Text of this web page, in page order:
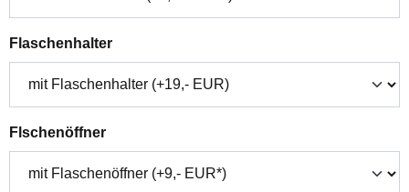
Flaschenhalterauswählen
Flschenöffnerauswählen